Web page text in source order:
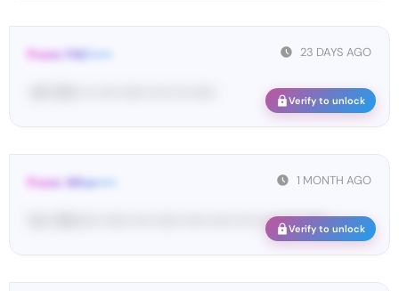
23 DAYS AGO
From: FAC•••••
Verify to unlock
1 MONTH AGO
From: Wha•••••
Yo•• Wh••••• •••••• •••• •••••• ••••• ••••• •••• •••• •••• ••••••Verify to unlock